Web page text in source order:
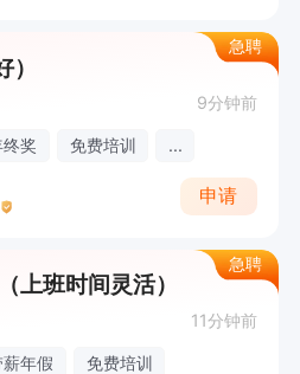
急聘
9分钟前
终奖 免费培训 ...
申请
急聘
上班时间灵活）
11分钟前
薪年假 免费培训